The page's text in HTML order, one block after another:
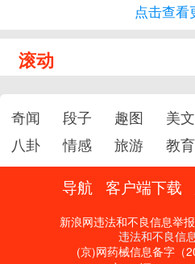
点击查看
滚动
奇闻 段子 趣图 美文
八卦
情感 旅游 教育
导航 客户端下载
新浪网违法和不良信息举
违法和不良信
(京)网药械信息备字（